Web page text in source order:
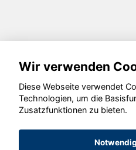
Wir verwenden
Diese Webseite verwendet
Technologien, um die
Zusatzfunktionen zu bieten.